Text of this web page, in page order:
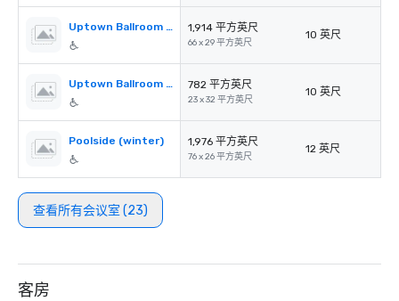
Uptown Ballroom Section B 1,914 平方英尺
66 x 29 平方英尺
10 英尺
Uptown Ballroom Section C 782 平方英尺
23 x 32 平方英尺
10 英尺
Poolside (winter) 1,976 平方英尺
76 x 26 平方英尺
12 英尺
查看所有会议室 (23)
客房